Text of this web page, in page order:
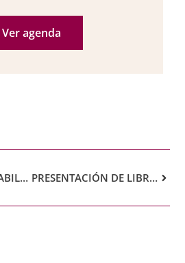
Ver agenda
CONFERENCIA: ESTABILIDAD Y CAMBIO EN EL SISTEMA DE PARTIDOS CANARIO (1977-2019) PRESENTACIÓN DE LIBRO: LOS NAVA-GRIMÓN. REFERENTES DE LA ILUSTRACIÓN EN CANARIAS. ORIGEN Y DESCENDENCIA